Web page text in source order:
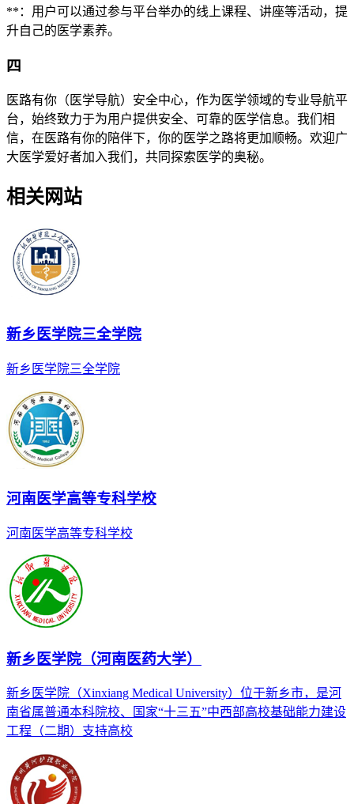
**：用户可以通过参与平台举办的线上课程、讲座等活动，提
升自己的医学素养。
四
医路有你（医学导航）安全中心，作为医学领域的专业导航平
台，始终致力于为用户提供安全、可靠的医学信息。我们相
信，在医路有你的陪伴下，你的医学之路将更加顺畅。欢迎广
大医学爱好者加入我们，共同探索医学的奥秘。
相关网站
新乡医学院三全学院
新乡医学院三全学院
河南医学高等专科学校
河南医学高等专科学校
新乡医学院（河南医药大学）
新乡医学院（Xinxiang Medical University）位于新乡市，是河
南省属普通本科院校、国家“十三五”中西部高校基础能力建设
工程（二期）支持高校